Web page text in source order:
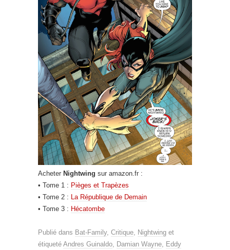
Acheter Nightwing sur amazon.fr :
• Tome 1 : Pièges et Trapèzes
• Tome 2 : La République de Demain
• Tome 3 : Hécatombe
Publié dans Bat-Family, Critique Nightwing et
étiqueté Andres Guinaldo Damian Wayne Eddy